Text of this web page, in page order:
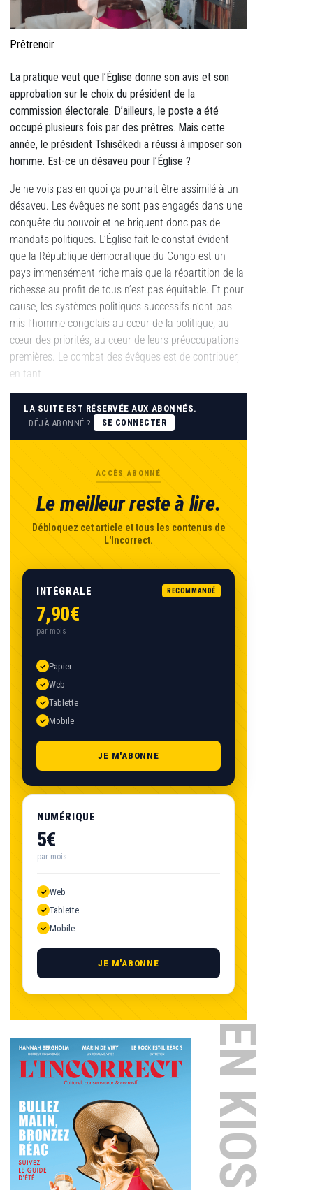
Prêtrenoir
La pratique veut que l’Église donne son avis et son
approbation sur le choix du président de la
commission électorale. D’ailleurs, le poste a été
occupé plusieurs fois par des prêtres. Mais cette
année, le président Tshisékedi a réussi à imposer son
homme. Est-ce un désaveu pour l’Église ?
Je ne vois pas en quoi ça pourrait être assimilé à un
désaveu. Les évêques ne sont pas engagés dans une
conquête du pouvoir et ne briguent donc pas de
mandats politiques. L’Église fait le constat évident
que la République démocratique du Congo est un
pays immensément riche mais que la répartition de la
richesse au profit de tous n’est pas équitable. Et pour
cause, les systèmes politiques successifs n’ont pas
mis l’homme congolais au cœur de la politique, au
cœur des priorités, au cœur de leurs préoccupations
premières. Le combat des évêques est de contribuer,
en tant
LA SUITE EST RÉSERVÉE AUX ABONNÉS.
DÉJÀ ABONNÉ ?
SE CONNECTER
ACCÈS ABONNÉ
Le meilleur reste à lire.
Débloquez cet article et tous les contenus de
L'Incorrect.
INTÉGRALE RECOMMANDÉ
7,90€
par mois
Papier
Web
Tablette
Mobile
JE M'ABONNE
NUMÉRIQUE
5€
par mois
Web
Tablette
Mobile
JE M'ABONNE